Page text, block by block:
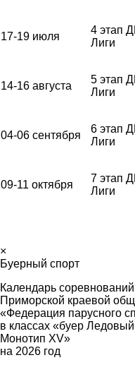
17-19 июля
4 этап
Лиги
14-16 августа
5 этап
Лиги
04-06 сентября
6 этап
Лиги
09-11 октября
7 этап
Лиги
×
Буерный спорт
Календарь соревнований
Приморской краевой
«Федерация парусного
в классах «буер
Монотип XV»
на 2026 год